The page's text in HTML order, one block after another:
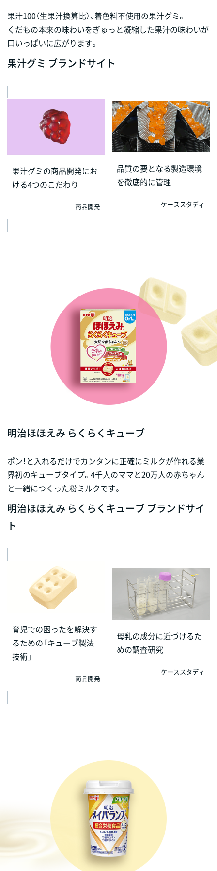
果汁100（生果汁換算比）、着色料不使用の果汁グミ。
くだもの本来の味わいをぎゅっと凝縮した果汁の味わいが
口いっぱいに広がります。
果汁グミ ブランドサイト
果汁グミの商品開発にお
ける4つのこだわり
商品開発
品質の要となる製造環境
を徹底的に管理
ケーススタディ
明治ほほえみ らくらくキューブ
ポン！と入れるだけでカンタンに正確にミルクが作れる業
界初のキューブタイプ。4千人のママと20万人の赤ちゃん
と一緒につくった粉ミルクです。
明治ほほえみ らくらくキューブ ブランドサイ
ト
育児での困ったを解決す
るための「キューブ製法
技術」
商品開発
母乳の成分に近づけるた
めの調査研究
ケーススタディ